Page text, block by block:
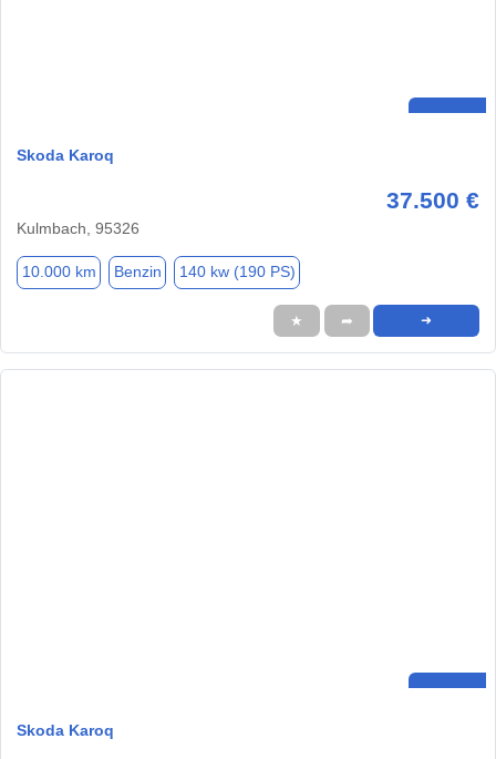
Skoda Karoq
37.500 €
Kulmbach, 95326
10.000 km Benzin 140 kw (190 PS)
★ ➦ ➜
Skoda Karoq